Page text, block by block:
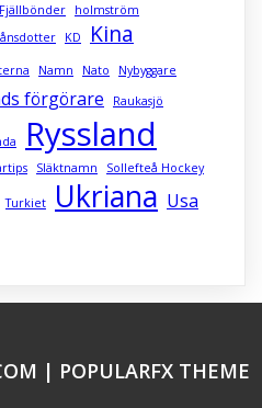
Fjällbönder holmström
KD Kina
Namn Nato Nybyggare
förgörare Raukasjö
Ryssland
Släktnamn Sollefteå Hockey
Turkiet Ukriana Usa
| POPULARFX THEME